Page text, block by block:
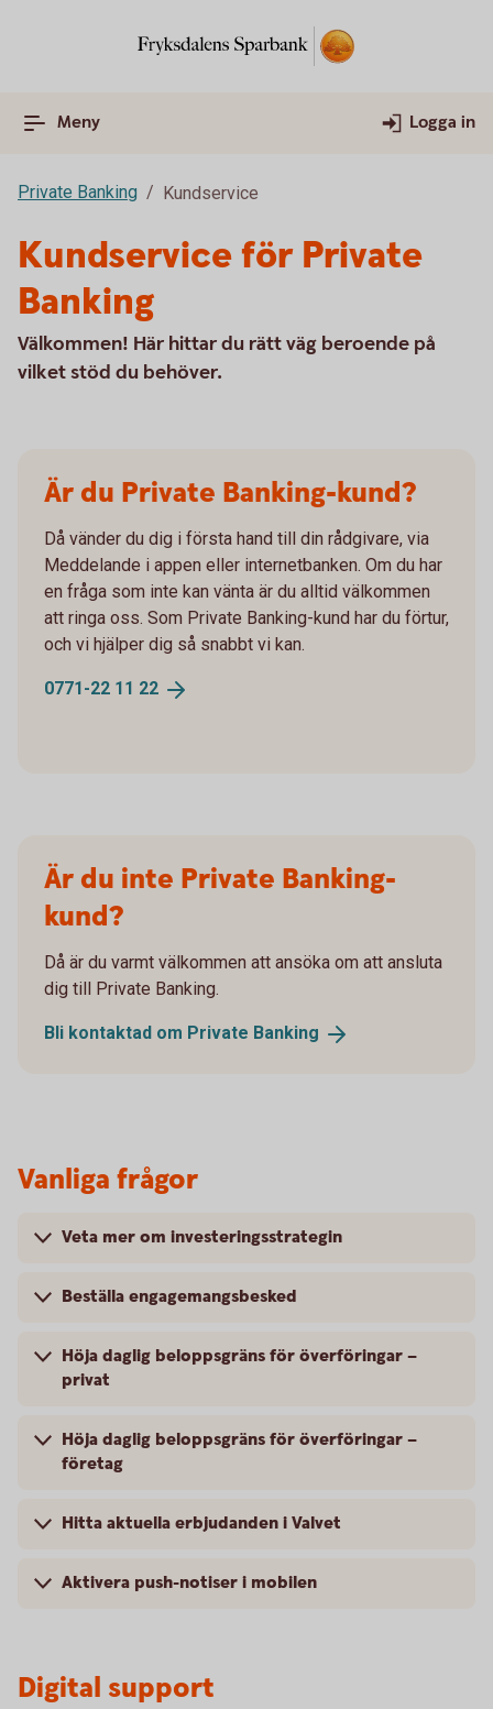
Meny Logga in
Private Banking Kundservice
Kundservice för Private
Banking
Välkommen! Här hittar du rätt väg beroende på
vilket stöd du behöver.
Är du Private Banking-kund?
Då vänder du dig i första hand till din rådgivare, via
Meddelande i appen eller internetbanken. Om du har
en fråga som inte kan vänta är du alltid välkommen
att ringa oss. Som Private Banking-kund har du förtur,
och vi hjälper dig så snabbt vi kan.
0771-22 11 22
Är du inte Private Banking-
kund?
Då är du varmt välkommen att ansöka om att ansluta
dig till Private Banking.
Bli kontaktad om Private Banking
Vanliga frågor
Veta mer om investeringsstrategin
Beställa engagemangsbesked
Höja daglig beloppsgräns för överföringar –
privat
Höja daglig beloppsgräns för överföringar –
företag
Hitta aktuella erbjudanden i Valvet
Aktivera push-notiser i mobilen
Digital support